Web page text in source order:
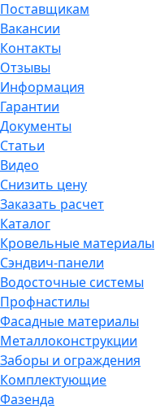
Поставщикам
Вакансии
Контакты
Отзывы
Информация
Гарантии
Документы
Статьи
Видео
Снизить цену
Заказать расчет
Каталог
Кровельные материалы
Сэндвич-панели
Водосточные системы
Профнастилы
Фасадные материалы
Металлоконструкции
Заборы и ограждения
Комплектующие
Фазенда